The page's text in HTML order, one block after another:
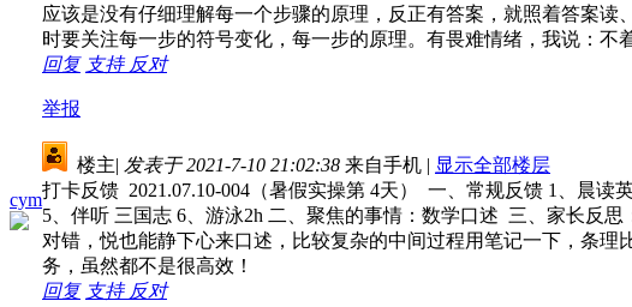
应该是没有仔细理解每一个步骤的原理，反正有答案，就照着答案
时要关注每一步的符号变化，每一步的原理。有畏难情绪，我说：
回复 支持 反对
举报
cym
楼主| 发表于 2021-7-10 21:02:38 来自手机 | 显示全部楼层
打卡反馈 2021.07.10-004（暑假实操第 4天） 一、常规反馈 1、晨读
5、伴听 三国志 6、游泳2h 二、聚焦的事情：数学口述 三、家长反
对错，悦也能静下心来口述，比较复杂的中间过程用笔记一下，条
务，虽然都不是很高效！
回复 支持 反对